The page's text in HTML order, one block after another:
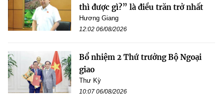
thì được gì?” là điều trăn trở nhất
Hương Giang
12:02 06/08/2026
Bổ nhiệm 2 Thứ trưởng Bộ Ngoại
giao
Thư Kỳ
10:07 06/08/2026